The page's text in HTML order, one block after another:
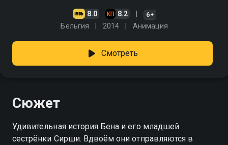
8.0 8.2 6+
Бельгия 2014 Анимация
Смотреть
Сюжет
Удивительная история Бена и его младшей
сестрёнки Сирши. Вдвоём они отправляются в